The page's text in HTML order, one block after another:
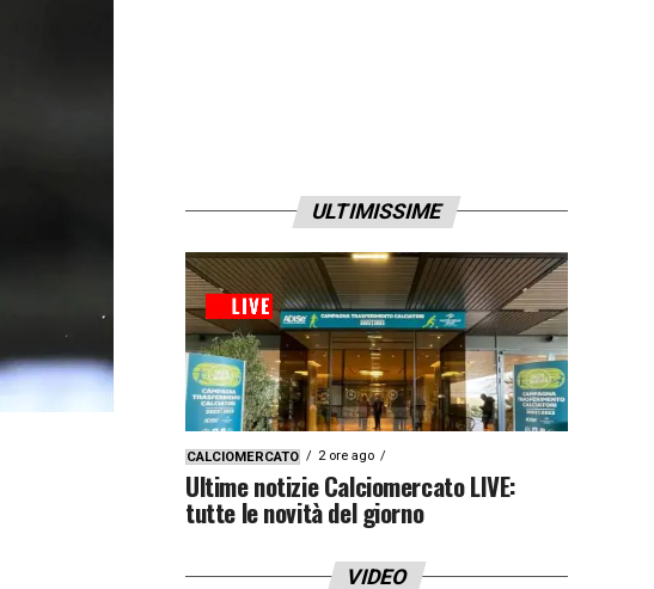
ULTIMISSIME
CALCIOMERCATO 2 ore ago
Ultime notizie Calciomercato LIVE:
tutte le novità del giorno
VIDEO